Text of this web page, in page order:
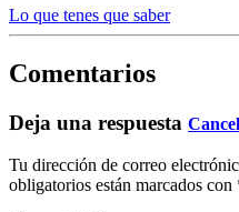
Lo que tenes que saber
Comentarios
Deja una respuesta
Tu dirección de correo
obligatorios están marcados con